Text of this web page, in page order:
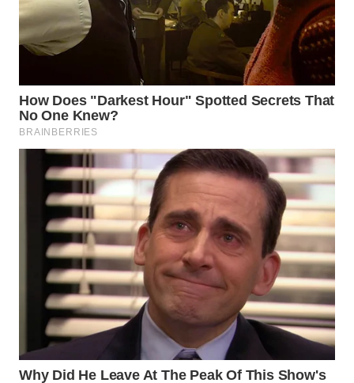
Wahana
Media
WAHANA
NEWS
WAHANA
TANI
WAHANA
ADVOKAT
WAHANA
INFRASTRUKTUR
WAHANA
KONSUMEN